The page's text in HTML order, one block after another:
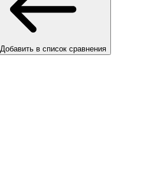
Добавить в список сравнения